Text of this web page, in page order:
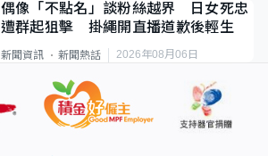
偶像「不點名」談粉絲越界 日女死忠
遭群起狙擊 掛繩開直播道歉後輕生
新聞資訊 新聞熱話 2026年08月06日